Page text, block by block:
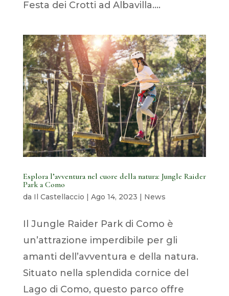
Festa dei Crotti ad Albavilla....
Esplora l’avventura nel cuore della natura: Jungle Raider
Park a Como
da Il Castellaccio | Ago 14, 2023 | News
Il Jungle Raider Park di Como è
un’attrazione imperdibile per gli
amanti dell’avventura e della natura.
Situato nella splendida cornice del
Lago di Como, questo parco offre